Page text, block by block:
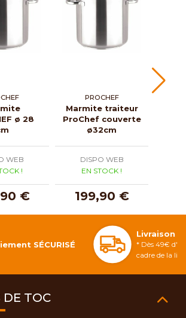
ø 28
WEB
!
€
PROCHEF
Marmite traiteur
ProChef couverte
ø32cm
DISPO WEB
EN STOCK !
199,90 €
SÉCURISÉ
Livraison
* Dès 49€
cadre de la
DE TOC